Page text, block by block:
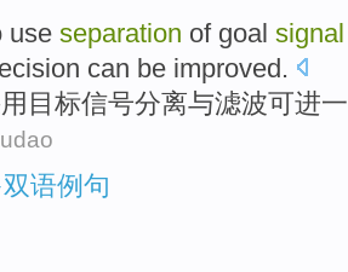
use separation of goal signal
can be improved.
目标信号分离与滤波可进
语例句